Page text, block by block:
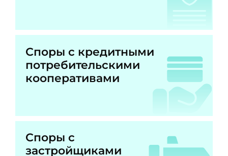
Споры с кредитными
потребительскими
кооперативами
Споры с
застройщиками